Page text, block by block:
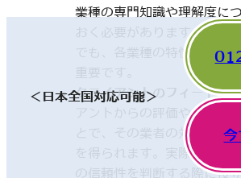
業種の専門知識や理解度に
おく必要があります。一見
でも、各業種の特性を理解
クライアントのフィードバ
アントからの評価やレビュ
とで、その業者の対応や成
を得られます。実際の利用
の信頼性を判断する際に役
＜日本全国対応可能＞
今